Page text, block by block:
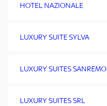
HOTEL NAZIONALE
LUXURY SUITE SYLVA
LUXURY SUITES SANREMO
LUXURY SUITES SRL